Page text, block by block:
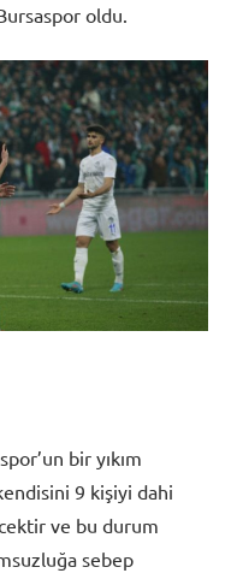
oldu.
bir yıkım
9 kişiyi dahi
ve bu durum
sebep